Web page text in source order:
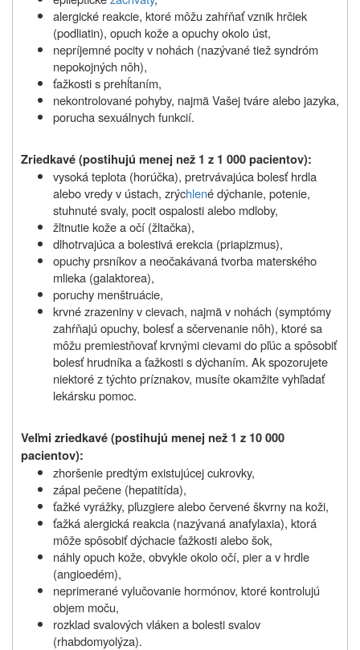
alergické reakcie, ktoré môžu zahŕňať vznik hrčiek
(podliatin), opuch kože a opuchy okolo úst,
nepríjemné pocity v nohách (nazývané tiež syndróm
nepokojných nôh),
ťažkosti s prehĺtaním,
nekontrolované pohyby, najmä Vašej tváre alebo jazyka,
porucha sexuálnych funkcií.
Zriedkavé (postihujú menej než 1 z 1 000 pacientov):
vysoká teplota (horúčka), pretrvávajúca bolesť hrdla
alebo vredy v ústach, zrýchlené dýchanie, potenie,
stuhnuté svaly, pocit ospalosti alebo mdloby,
žltnutie kože a očí (žltačka),
dlhotrvajúca a bolestivá erekcia (priapizmus),
opuchy prsníkov a neočakávaná tvorba materského
mlieka (galaktorea),
poruchy menštruácie,
krvné zrazeniny v cievach, najmä v nohách (symptómy
zahŕňajú opuchy, bolesť a sčervenanie nôh), ktoré sa
môžu premiestňovať krvnými cievami do pľúc a spôsobiť
bolesť hrudníka a ťažkosti s dýchaním. Ak spozorujete
niektoré z týchto príznakov, musíte okamžite vyhľadať
lekársku pomoc.
Veľmi zriedkavé (postihujú menej než 1 z 10 000
pacientov):
zhoršenie predtým existujúcej cukrovky,
zápal pečene (hepatitída),
ťažké vyrážky, pľuzgiere alebo červené škvrny na koži,
ťažká alergická reakcia (nazývaná anafylaxia), ktorá
môže spôsobiť dýchacie ťažkosti alebo šok,
náhly opuch kože, obvykle okolo očí, pier a v hrdle
(angioedém),
neprimerané vylučovanie hormónov, ktoré kontrolujú
objem moču,
rozklad svalových vláken a bolesti svalov
(rhabdomyolýza).